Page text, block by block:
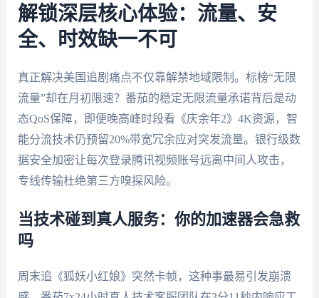
解锁深层核心体验：流量、安
全、时效缺一不可
真正解决美国追剧痛点不仅靠解禁地域限制。标榜“无限
流量”却在月初限速？番茄的稳定无限流量承诺背后是动
态QoS保障，即便晚高峰时段看《庆余年2》4K资源，智
能分流技术仍预留20%带宽冗余应对突发流量。银行级数
据安全加密让每次登录腾讯视频账号远离中间人攻击，
专线传输杜绝第三方嗅探风险。
当技术碰到真人服务：你的加速器会急救
吗
周末追《狐妖小红娘》突然卡帧，这种事最易引发崩溃